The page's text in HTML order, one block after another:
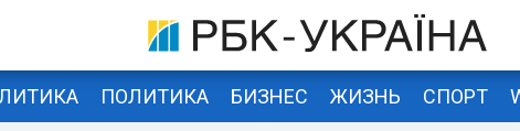
ПОЛИТИКА БИЗНЕС ЖИЗНЬ СПОРТ